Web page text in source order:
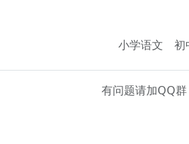
小学语文 初
有问题请加QQ